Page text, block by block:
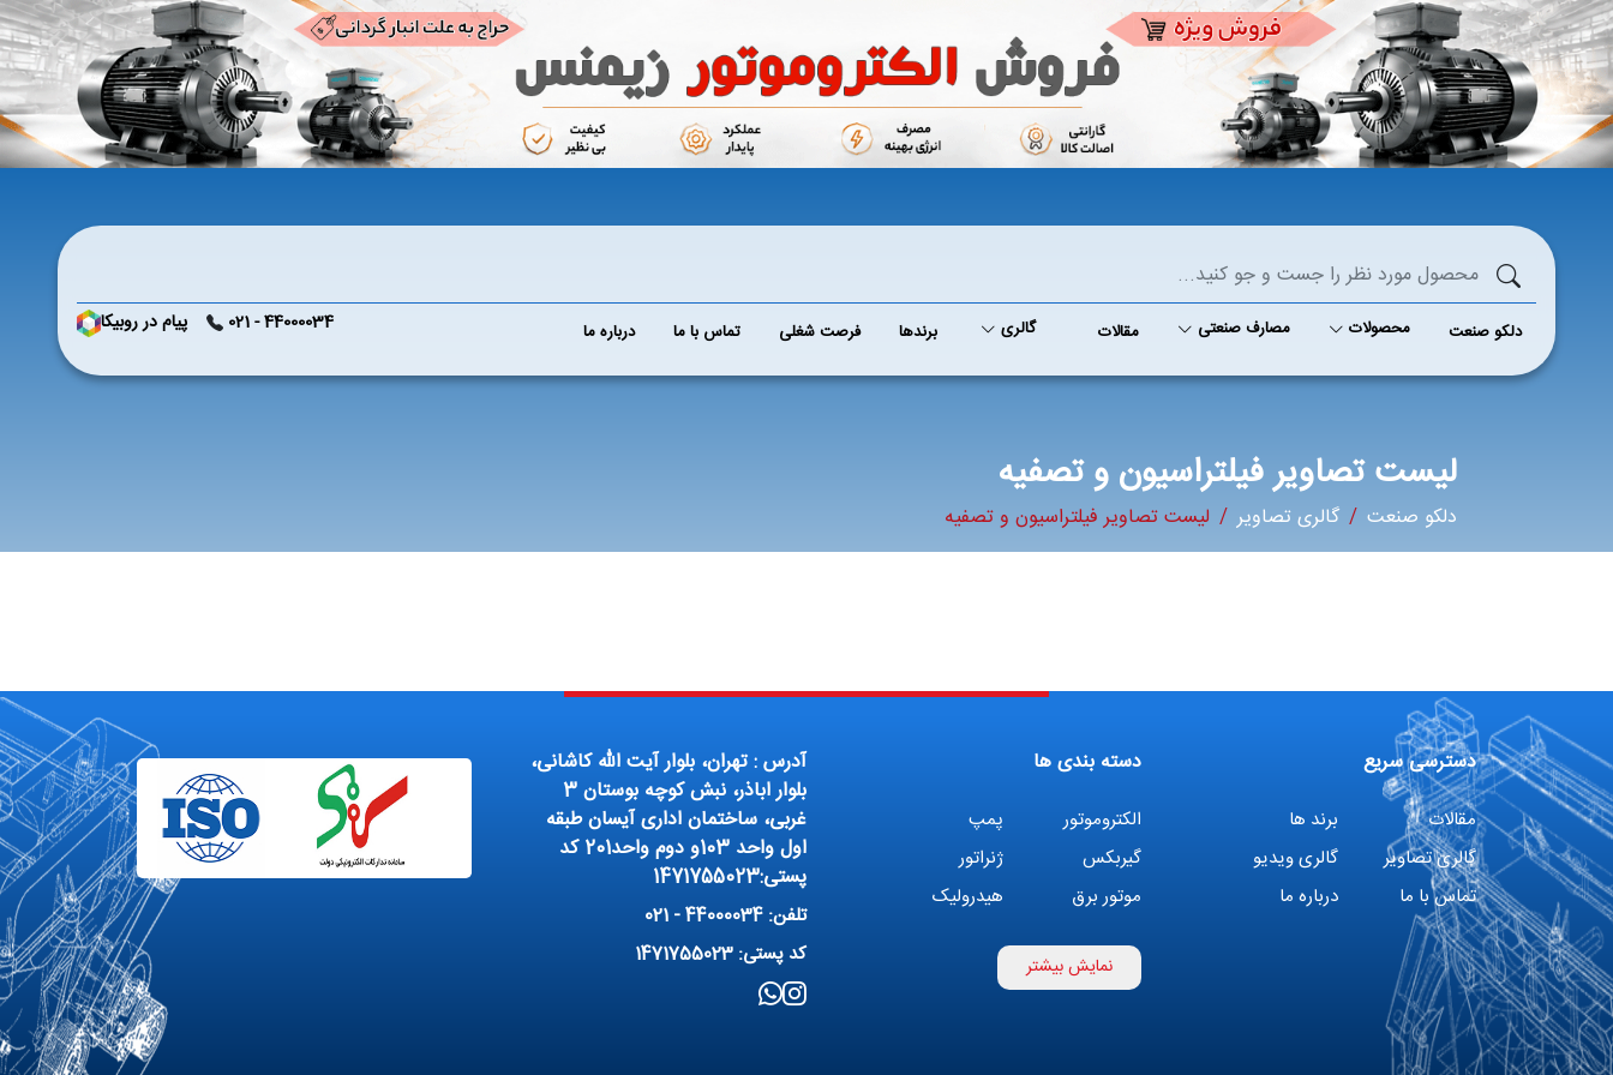
دلکو صنعت محصولات مصارف صنعتی مقالات گالری برند‌ها فرصت شغلی تماس با ما درباره ما 44000034 - 021 پیام در روبیکا
لیست تصاویر فیلتراسیون و تصفیه
دلکو صنعت گالری تصاویر لیست تصاویر فیلتراسیون و تصفیه
دسترسی سریع
مقالات
برند ها
گالری تصاویر
گالری ویدیو
تماس با ما
درباره ما
دسته بندی ها
الکتروموتور
پمپ
گیربکس
ژنراتور
موتور برق
هیدرولیک
تهویه مطبوع
کمپرسور
نمایش بیشتر
آدرس : تهران، بلوار آیت الله کاشانی،
بلوار اباذر، نبش کوچه بوستان 3
غربی، ساختمان اداری آیسان طبقه
اول واحد 103و دوم واحد201 کد
پستی:1471755023
تلفن: 44000034 - 021
کد پستی: 1471755023